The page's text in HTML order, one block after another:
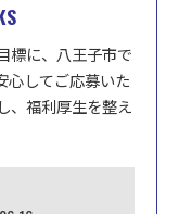
標に、八王子市で
心してご応募いた
、福利厚生を整え